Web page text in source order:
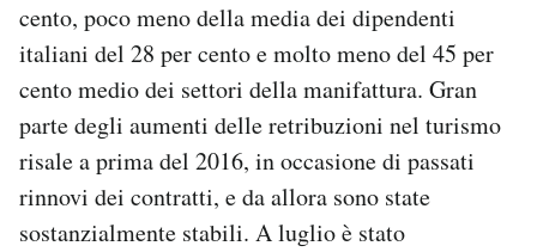
cento, poco meno della media dei dipendenti
italiani del 28 per cento e molto meno del 45 per
cento medio dei settori della manifattura. Gran
parte degli aumenti delle retribuzioni nel turismo
risale a prima del 2016, in occasione di passati
rinnovi dei contratti, e da allora sono state
sostanzialmente stabili. A luglio è stato